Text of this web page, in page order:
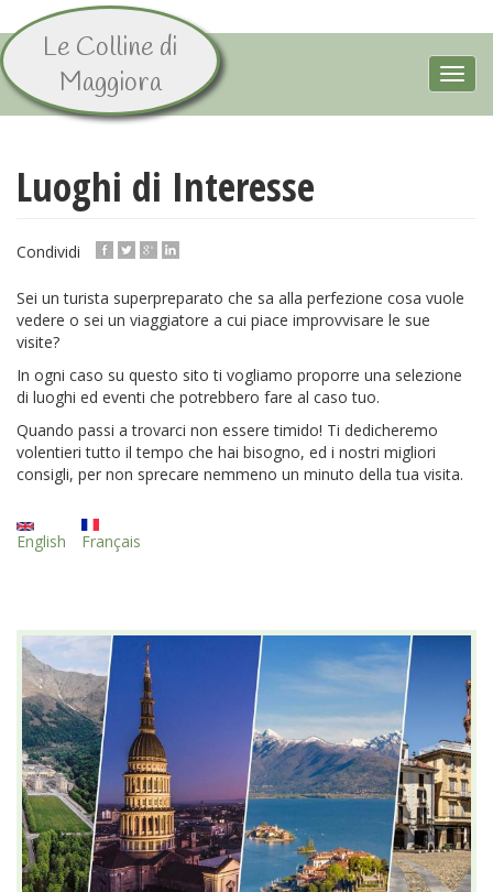
Salta
al
contenuto
principale
Le Colline di
Maggiora
Luoghi di Interesse
Condividi
Sei un turista superpreparato che sa alla perfezione cosa vuole
vedere o sei un viaggiatore a cui piace improvvisare le sue
visite?
In ogni caso su questo sito ti vogliamo proporre una selezione
di luoghi ed eventi che potrebbero fare al caso tuo.
Quando passi a trovarci non essere timido! Ti dedicheremo
volentieri tutto il tempo che hai bisogno, ed i nostri migliori
consigli, per non sprecare nemmeno un minuto della tua visita.
English Français